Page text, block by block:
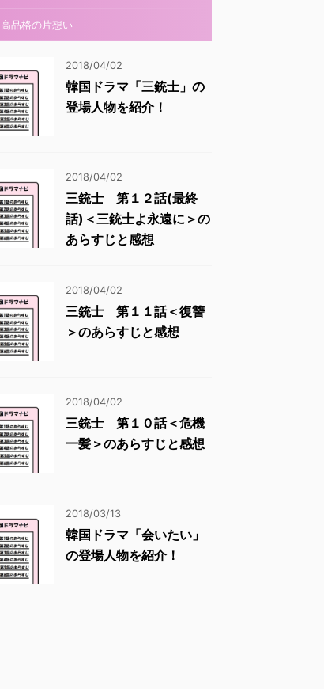
高品格の片想い
2018/04/02
韓国ドラマ「三銃士」の
登場人物を紹介！
2018/04/02
三銃士 第１２話(最終
話)＜三銃士よ永遠に＞の
あらすじと感想
2018/04/02
三銃士 第１１話＜復讐
＞のあらすじと感想
2018/04/02
三銃士 第１０話＜危機
一髪＞のあらすじと感想
2018/03/13
韓国ドラマ「会いたい」
の登場人物を紹介！